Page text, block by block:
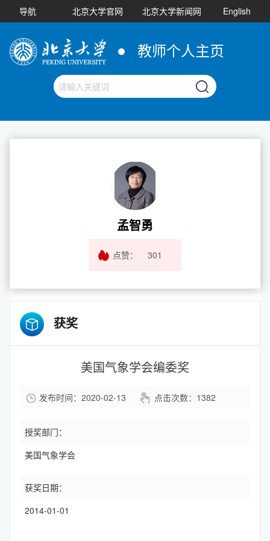
导航 北京大学官网 北京大学新闻网 English
教师个人主页
孟智勇
点赞： 301
获奖
美国气象学会编委奖
发布时间：2020-02-13 点击次数： 1382
授奖部门：
美国气象学会
获奖日期：
2014-01-01